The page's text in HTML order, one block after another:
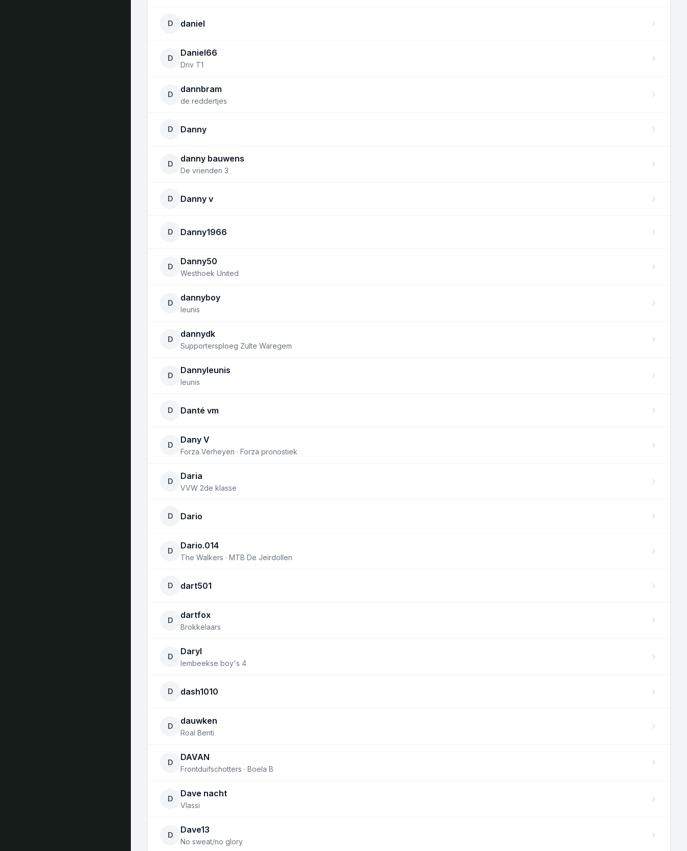
D daniel
D
Daniel66
Driv T1
D
dannbram
de reddertjes
D Danny
D
danny bauwens
De vrienden 3
D Danny v
D Danny1966
D
Danny50
Westhoek United
D
dannyboy
leunis
D
dannydk
Supportersploeg Zulte Waregem
D
Dannyleunis
leunis
D Danté vm
D
Dany V
Forza Verheyen · Forza pronostiek
D
Daria
VVW 2de klasse
D Dario
D
Dario.014
The Walkers · MTB De Jeirdollen
D dart501
D
dartfox
Brokkelaars
D
Daryl
lembeekse boy's 4
D dash1010
D
dauwken
Roal Benti
D
DAVAN
Frontduifschotters · Boela B
D
Dave nacht
Vlassi
D
Dave13
No sweat/no glory